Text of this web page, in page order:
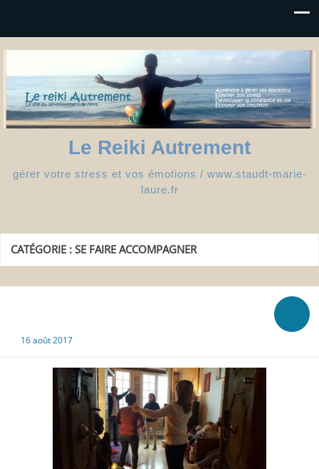
Le Reiki Autrement
gérer votre stress et vos émotions / www.staudt-marie-
laure.fr
CATÉGORIE :SE FAIRE ACCOMPAGNER
16 août 2017